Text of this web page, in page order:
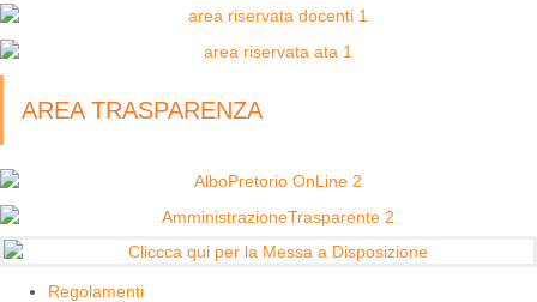
AREA TRASPARENZA
Regolamenti